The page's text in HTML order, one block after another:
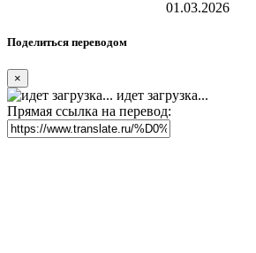
01.03.2026
Поделиться переводом
×
идет загрузка...
Прямая ссылка на перевод: